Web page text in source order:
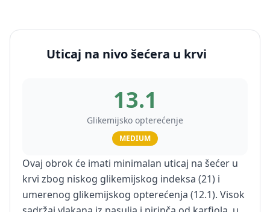
Uticaj na nivo šećera u krvi
13.1
Glikemijsko opterećenje
MEDIUM
Ovaj obrok će imati minimalan uticaj na šećer u
krvi zbog niskog glikemijskog indeksa (21) i
umerenog glikemijskog opterećenja (12.1). Visok